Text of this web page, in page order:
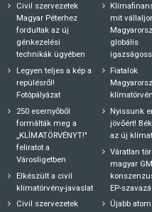
Civil szervezetek
Magyar Péterhez
fordultak az új
génkezelési
technikák ügyében
Legyen teljes a kép a
repülésről!
Fotópályázat
250 esernyőből
formálták meg a
„KLÍMATÖRVÉNYT!"
feliratot a
Városligetben
Elkészült a civil
klímatörvény-javaslat
Civil szervezetek
mit
globális
Fiatalok
Nyissunk
jövőért!
az új
Váratlan
magyar
EP-
Újabb